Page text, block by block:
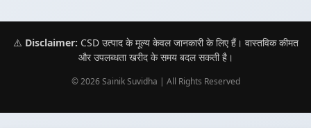
⚠️ Disclaimer: CSD उत्पाद के मूल्य केवल जानकारी के लिए हैं। वास्तविक कीमत
और उपलब्धता खरीद के समय बदल सकती है।
© 2026 Sainik Suvidha | All Rights Reserved